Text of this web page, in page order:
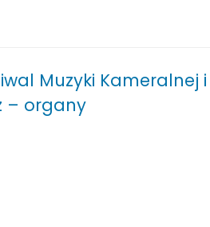
Muzyki Kameralnej i
– organy